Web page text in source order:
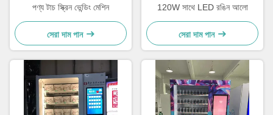
পণ্য টাচ স্ক্রিন ভেন্ডিং মেশিন
সেরা দাম পান
120W সাথে LED রঙিন আলো
সেরা দাম পান